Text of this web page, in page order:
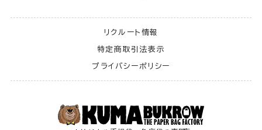
リクルート情報
特定商取引法表示
プライバシーポリシー